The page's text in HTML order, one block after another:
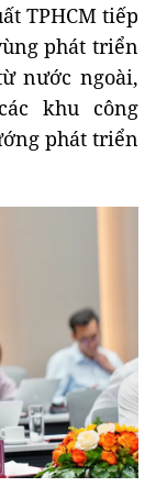
TPHCM tiếp
phát triển
nước ngoài,
khu công
phát triển